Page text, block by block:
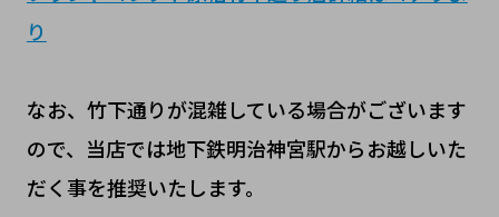
り
なお、竹下通りが混雑している場合がございます
ので、当店では地下鉄明治神宮駅からお越しいた
だく事を推奨いたします。